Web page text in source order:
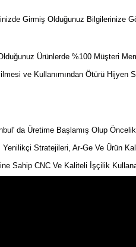
Girmiş Olduğunuz Bilgilerinize
Ürünlerde %100 Müşteri
ve Kullanımından Ötürü Hijyen
da Üretime Başlamış Olup
Yenilikçi Stratejileri, Ar-Ge Ve Ürün
Sahip CNC Ve Kaliteli İşçilik